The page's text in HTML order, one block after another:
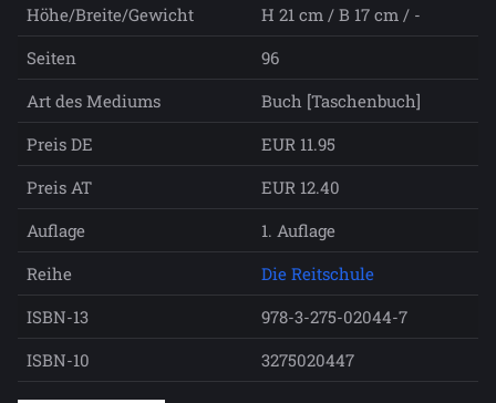
Höhe/Breite/Gewicht
H 21 cm / B 17 cm / -
Seiten
96
Art des Mediums
Buch [Taschenbuch]
Preis DE
EUR 11.95
Preis AT
EUR 12.40
Auflage
1. Auflage
Reihe
Die Reitschule
ISBN-13
978-3-275-02044-7
ISBN-10
3275020447